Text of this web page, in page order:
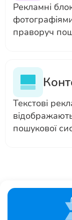
Рекламні
праворуч
Текстові
пошукової